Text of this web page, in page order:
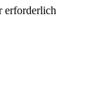
erforderlich